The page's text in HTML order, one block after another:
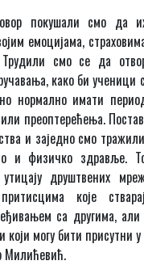
покушали смо да
емоцијама,
Трудили смо се да
како би ученици
нормално имати
преоптерећења.
и заједно смо
и физичко здравље.
друштвених
које
са другима,
који могу бити присутни
Милићевић.